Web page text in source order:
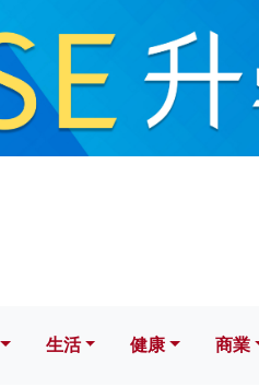
生活 健康
生活 健康 商業